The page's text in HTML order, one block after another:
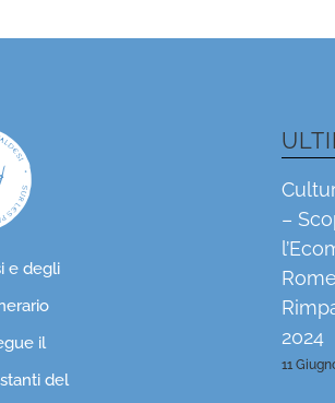
e degli
il
del
–
2024
11